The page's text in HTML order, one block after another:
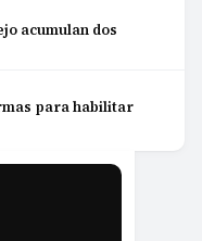
acumulan dos
para habilitar